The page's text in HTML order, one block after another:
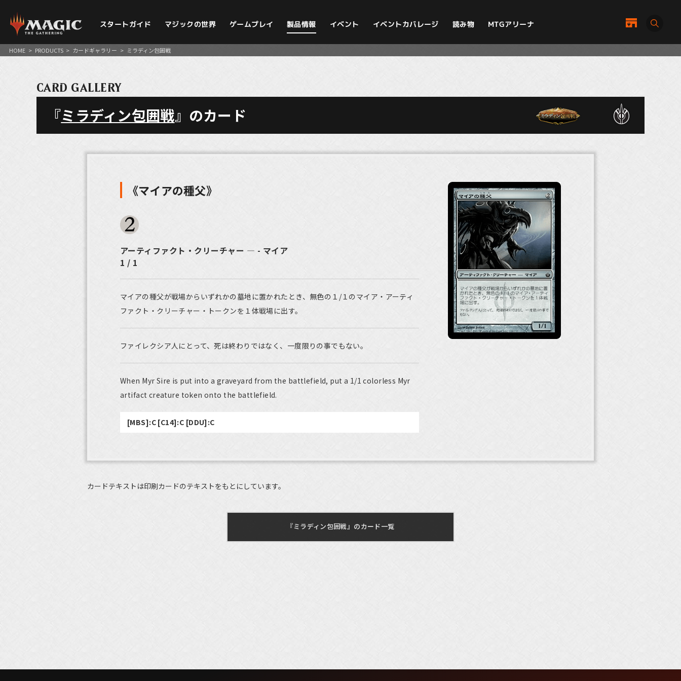
スタートガイド マジックの世界 ゲームプレイ 製品情報 イベント イベントカバレージ 読み物 MTGアリーナ
HOME > PRODUCTS > カードギャラリー > ミラディン包囲戦
CARD GALLERY
『ミラディン包囲戦』のカード
《マイアの種父》
アーティファクト・クリーチャー ― - マイア
1 / 1
マイアの種父が戦場からいずれかの墓地に置かれたとき、無色の１/１のマイア・アーティ
ファクト・クリーチャー・トークンを１体戦場に出す。
ファイレクシア人にとって、死は終わりではなく、一度限りの事でもない。
When Myr Sire is put into a graveyard from the battlefield, put a 1/1 colorless Myr
artifact creature token onto the battlefield.
[MBS]:C [C14]:C [DDU]:C
カードテキストは印刷カードのテキストをもとにしています。
『ミラディン包囲戦』のカード一覧